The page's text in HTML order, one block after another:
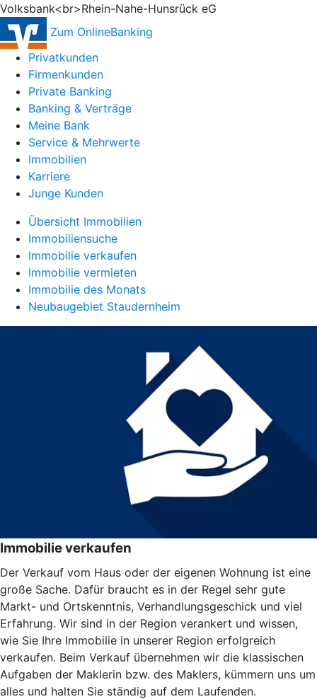
Volksbank<br>Rhein-Nahe-Hunsrück eG
Zum OnlineBanking
Privatkunden
Firmenkunden
Private Banking
Banking & Verträge
Meine Bank
Service & Mehrwerte
Immobilien
Karriere
Junge Kunden
Übersicht Immobilien
Immobiliensuche
Immobilie verkaufen
Immobilie vermieten
Immobilie des Monats
Neubaugebiet Staudernheim
Immobilie verkaufen
Der Verkauf vom Haus oder der eigenen Wohnung ist eine
große Sache. Dafür braucht es in der Regel sehr gute
Markt- und Ortskenntnis, Verhandlungsgeschick und viel
Erfahrung. Wir sind in der Region verankert und wissen,
wie Sie Ihre Immobilie in unserer Region erfolgreich
verkaufen. Beim Verkauf übernehmen wir die klassischen
Aufgaben der Maklerin bzw. des Maklers, kümmern uns um
alles und halten Sie ständig auf dem Laufenden.